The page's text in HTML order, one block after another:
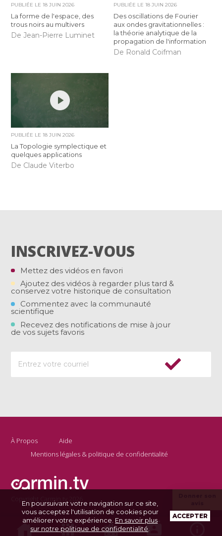
PUBLIÉE LE18 JUIN 2026
La forme de l'espace, des
trous noirs au multivers
De Jean-Pierre Luminet
PUBLIÉE LE 18 JUIN 2026
Des oscillations de Fourier
aux ondes gravitationnelles :
la théorie analytique de la
propagation de l'information
De Ronald Coifman
PUBLIÉE LE18 JUIN 2026
La Topologie symplectique et
quelques applications
De Claude Viterbo
INSCRIVEZ-VOUS
Mettez des vidéos en favori
Ajoutez des vidéos à regarder plus tard &
conservez votre historique de consultation
Commentez avec la communauté
scientifique
Recevez des notifications de mise à jour
de vos sujets favoris
À Propos
Aide
Mentions légales & politique de confidentialité
Copyright Carmin.tv 2026
En poursuivant votre navigation sur ce site,
vous acceptez l'utilisation de cookies pour
améliorer votre expérience. En savoir plus
sur notre politique de confidentialité
ACCEPTER